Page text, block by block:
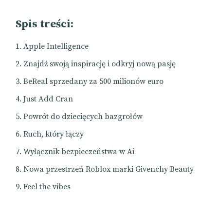
Spis treści:
Apple Intelligence
Znajdź swoją inspirację i odkryj nową pasję
BeReal sprzedany za 500 milionów euro
Just Add Cran
Powrót do dziecięcych bazgrołów
Ruch, który łączy
Wyłącznik bezpieczeństwa w Ai
Nowa przestrzeń Roblox marki Givenchy Beauty
Feel the vibes